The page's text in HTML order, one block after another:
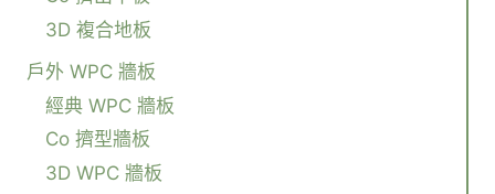
3D 複合地板
戶外 WPC 牆板
經典 WPC 牆板
Co 擠型牆板
3D WPC 牆板